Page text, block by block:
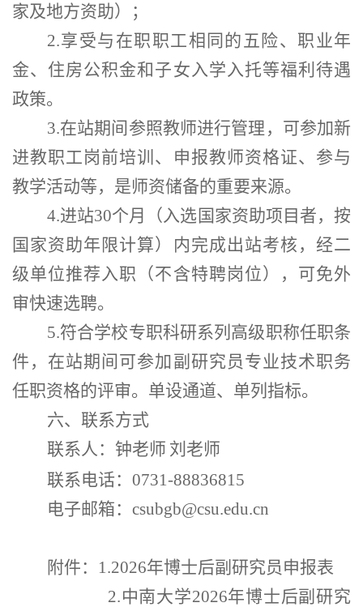
家及地方资助）；
2.享受与在职职工相同的五险、职业年
金、住房公积金和子女入学入托等福利待遇
政策。
3.在站期间参照教师进行管理，可参加新
进教职工岗前培训、申报教师资格证、参与
教学活动等，是师资储备的重要来源。
4.进站30个月（入选国家资助项目者，按
国家资助年限计算）内完成出站考核，经二
级单位推荐入职（不含特聘岗位），可免外
审快速选聘。
5.符合学校专职科研系列高级职称任职条
件，在站期间可参加副研究员专业技术职务
任职资格的评审。单设通道、单列指标。
六、联系方式
联系人：钟老师 刘老师
联系电话： 0731-88836815
电子邮箱： csubgb@csu.edu.cn
附件： 1.2026年博士后副研究员申报表
2.中南大学2026年博士后副研究